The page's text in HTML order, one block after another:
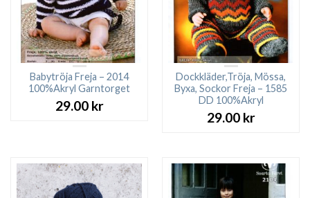
Babytröja Freja – 2014
100%Akryl Garntorget
29.00 kr
Dockkläder,Tröja, Mössa,
Byxa, Sockor Freja – 1585
DD 100%Akryl
29.00 kr